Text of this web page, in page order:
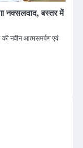
नक्सलवाद, बस्तर में
की नवीन आत्मसमर्पण एवं